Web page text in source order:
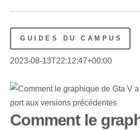
GUIDES DU CAMPUS
2023-08-13T22:12:47+00:00
Comment le